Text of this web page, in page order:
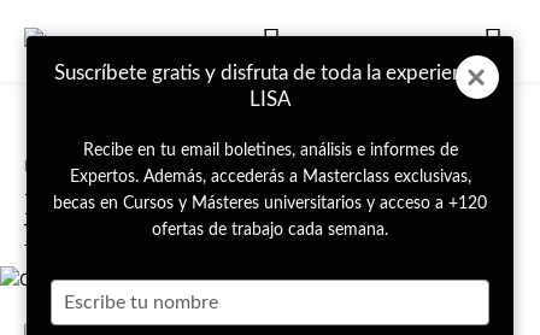
Portada Inteligencia
Kosovo y Libia: las razones por
las que la OTAN ya no interviene
Suscríbete gratis y disfruta de toda la experiencia
LISA
Recibe en tu email boletines, análisis e informes de
Expertos. Además, accederás a Masterclass exclusivas,
becas en Cursos y Másteres universitarios y acceso a +120
ofertas de trabajo cada semana.
Type
your